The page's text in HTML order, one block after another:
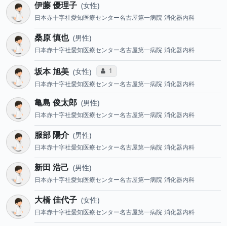
伊藤 優理子 女性
日本赤十字社愛知医療センター名古屋第一病院 消化器内科
桑原 慎也 男性
日本赤十字社愛知医療センター名古屋第一病院 消化器内科
坂本 旭美 女性 コミュニケーション・タイプ投票数
1
日本赤十字社愛知医療センター名古屋第一病院 消化器内科
亀島 俊太郎 男性
日本赤十字社愛知医療センター名古屋第一病院 消化器内科
服部 陽介 男性
日本赤十字社愛知医療センター名古屋第一病院 消化器内科
新田 浩己 男性
日本赤十字社愛知医療センター名古屋第一病院 消化器内科
大橋 佳代子 女性
日本赤十字社愛知医療センター名古屋第一病院 消化器内科